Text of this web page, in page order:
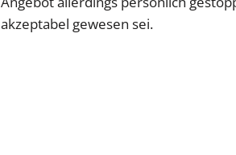
akzeptabel gewesen sei.